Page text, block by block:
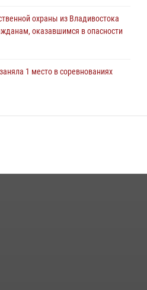
охраны из Владивостока
оказавшимся в опасности
1 место в соревнованиях
три попытки хищения в